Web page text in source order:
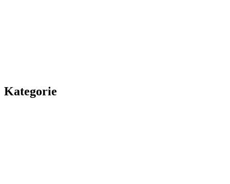
Kategorie